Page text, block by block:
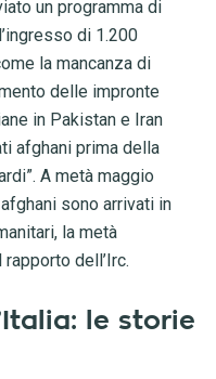
un programma di
di 1.200
la mancanza di
delle impronte
in Pakistan e Iran
afghani prima della
A metà maggio
sono arrivati ​​in
la metà
dell’Irc.
le storie